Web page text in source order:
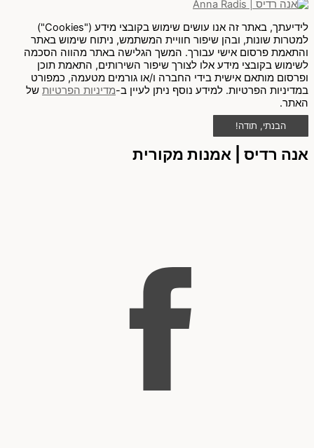
לידיעתך, באתר זה אנו עושים שימוש בקובצי מידע ("Cookies")
למטרות שונות, ובהן שיפור חוויית המשתמש, ניתוח שימוש באתר
והתאמת פרסום אישי עבורך. המשך הגלישה באתר מהווה הסכמה
לשימוש בקובצי מידע אלו לצורך שיפור השירותים, התאמת תוכן
ופרסום מותאם אישית בידי החברה ו/או גורמים מטעמה, כמפורט
במדיניות הפרטיות. למידע נוסף ניתן לעיין ב-מדיניות הפרטיות של
האתר.
הבנתי, תודה!
אנה רדיס | אמנות מקורית